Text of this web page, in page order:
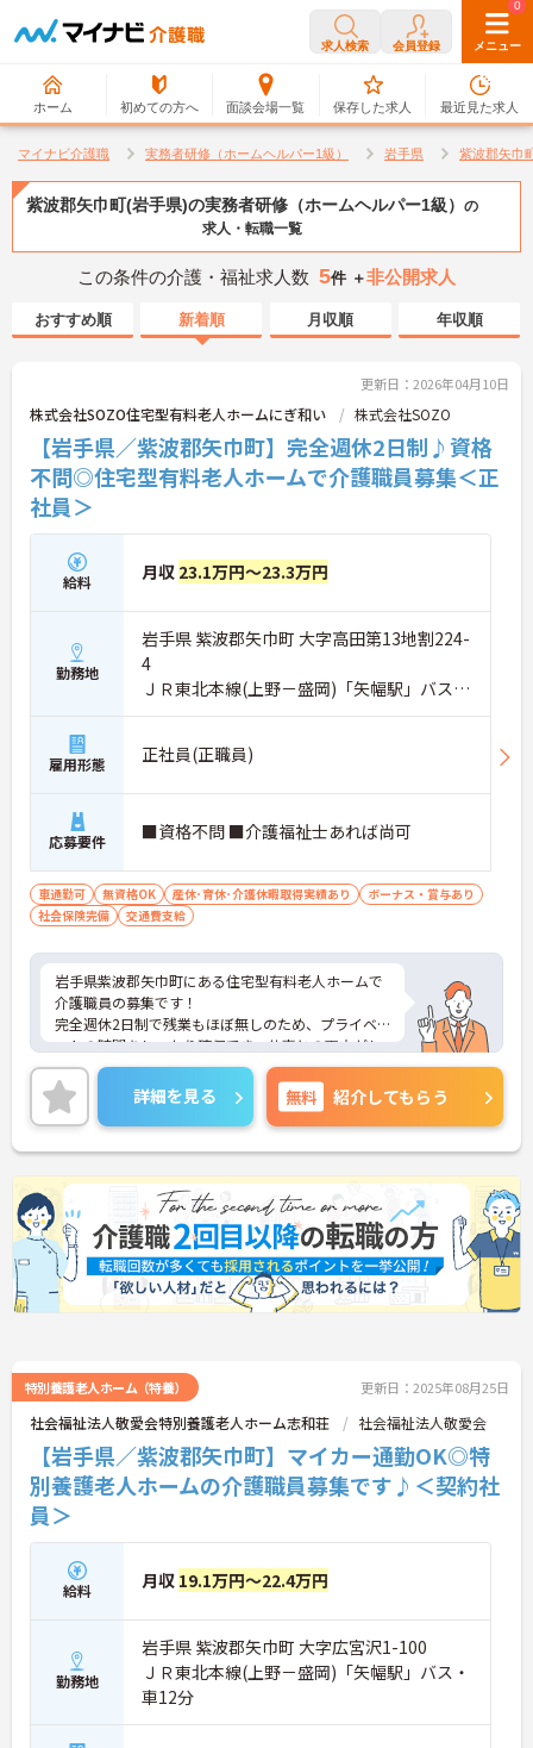
求人検索 会員登録 メニュー
ホーム 初めての方へ 面談会場一覧
0
保存した求人
0
最近見た求人
マイナビ介護職 実務者研修（ホームヘルパー1級） 岩手県 紫波郡矢巾
紫波郡矢巾町(岩手県)の実務者研修（ホームヘルパー1級） の
求人・転職一覧
この条件の介護・福祉求人数 5件 ＋非公開求人
おすすめ順 新着順 月収順 年収順
更新日：2026年04月10日
株式会社SOZO住宅型有料老人ホームにぎ和い 株式会社SOZO
【岩手県／紫波郡矢巾町】完全週休2日制♪資格
不問◎住宅型有料老人ホームで介護職員募集＜正
社員＞
給料 月収 23.1万円～23.3万円
勤務地
岩手県 紫波郡矢巾町 大字高田第13地割224-
4
ＪＲ東北本線(上野－盛岡)「矢幅駅」バス・
車5分
雇用形態 正社員(正職員)
応募要件 ■資格不問 ■介護福祉士あれば尚可
車通勤可 無資格OK 産休･育休･介護休暇取得実績あり
ボーナス・賞与あり
社会保険完備
交通費支給
岩手県紫波郡矢巾町にある住宅型有料老人ホームで
介護職員の募集です！
完全週休2日制で残業もほぼ無しのため、プライベ
ートの時間をしっかり確保でき、仕事との両立がし
やすい職場です◎
また、昇給と賞与があり、あなたの頑張りがしっか
り評価され、やりがいを持ってお仕事ができます！
ご興味ある方は面接ポイントをお伝えしますので、
お気軽にご連絡ください。
詳細を見る 無料 紹介してもらう
特別養護老人ホーム（特養） 更新日：2025年08月25日
社会福祉法人敬愛会特別養護老人ホーム志和荘 社会福祉法人敬愛会
【岩手県／紫波郡矢巾町】マイカー通勤OK◎特
別養護老人ホームの介護職員募集です♪＜契約社
員＞
給料 月収 19.1万円～22.4万円
勤務地
岩手県 紫波郡矢巾町 大字広宮沢1-100
ＪＲ東北本線(上野－盛岡)「矢幅駅」バス・
車12分